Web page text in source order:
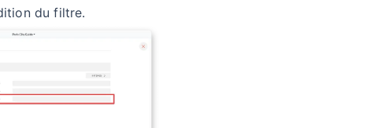
du filtre.